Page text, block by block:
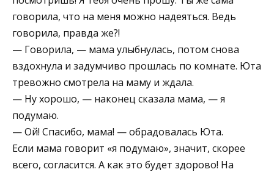
говорила, что на меня можно надеяться. Ведь
говорила, правда же?!
— Говорила, — мама улыбнулась, потом снова
вздохнула и задумчиво прошлась по комнате. Юта
тревожно смотрела на маму и ждала.
— Ну хорошо, — наконец сказала мама, — я
подумаю.
— Ой! Спасибо, мама! — обрадовалась Юта.
Если мама говорит «я подумаю», значит, скорее
всего, согласится. А как это будет здорово! На